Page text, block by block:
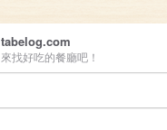
食べログ
tabelog.com
來找好吃的餐廳吧！